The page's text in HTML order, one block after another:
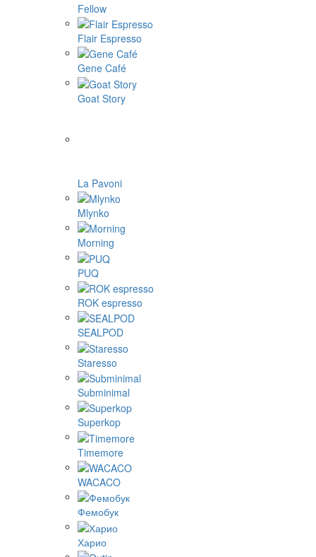
Fellow
Flair Espresso
Gene Café
Goat Story
La Pavoni
Mlynko
Morning
PUQ
ROK espresso
SEALPOD
Staresso
Subminimal
Superkop
Timemore
WACACO
Фемобук
Харио